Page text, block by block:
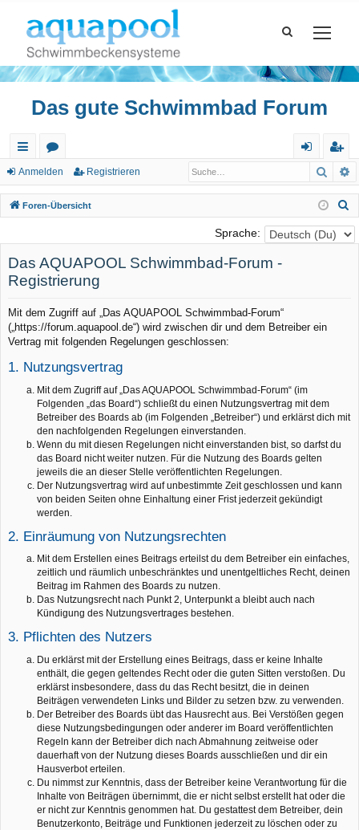
Das gute Schwimmbad Forum
ch
ne
llz
ug
riff
or
en m
el
de
eg
ist
rie
re
Anmelden Registrieren
Foren-Übersicht
Sprache:
Das AQUAPOOL Schwimmbad-Forum -
Registrierung
Mit dem Zugriff auf „Das AQUAPOOL Schwimmbad-Forum“
(„https://forum.aquapool.de“) wird zwischen dir und dem Betreiber ein
Vertrag mit folgenden Regelungen geschlossen:
1. Nutzungsvertrag
Mit dem Zugriff auf „Das AQUAPOOL Schwimmbad-Forum“ (im
Folgenden „das Board“) schließt du einen Nutzungsvertrag mit dem
Betreiber des Boards ab (im Folgenden „Betreiber“) und erklärst dich mit
den nachfolgenden Regelungen einverstanden.
Wenn du mit diesen Regelungen nicht einverstanden bist, so darfst du
das Board nicht weiter nutzen. Für die Nutzung des Boards gelten
jeweils die an dieser Stelle veröffentlichten Regelungen.
Der Nutzungsvertrag wird auf unbestimmte Zeit geschlossen und kann
von beiden Seiten ohne Einhaltung einer Frist jederzeit gekündigt
werden.
2. Einräumung von Nutzungsrechten
Mit dem Erstellen eines Beitrags erteilst du dem Betreiber ein einfaches,
zeitlich und räumlich unbeschränktes und unentgeltliches Recht, deinen
Beitrag im Rahmen des Boards zu nutzen.
Das Nutzungsrecht nach Punkt 2, Unterpunkt a bleibt auch nach
Kündigung des Nutzungsvertrages bestehen.
3. Pflichten des Nutzers
Du erklärst mit der Erstellung eines Beitrags, dass er keine Inhalte
enthält, die gegen geltendes Recht oder die guten Sitten verstoßen. Du
erklärst insbesondere, dass du das Recht besitzt, die in deinen
Beiträgen verwendeten Links und Bilder zu setzen bzw. zu verwenden.
Der Betreiber des Boards übt das Hausrecht aus. Bei Verstößen gegen
diese Nutzungsbedingungen oder anderer im Board veröffentlichten
Regeln kann der Betreiber dich nach Abmahnung zeitweise oder
dauerhaft von der Nutzung dieses Boards ausschließen und dir ein
Hausverbot erteilen.
Du nimmst zur Kenntnis, dass der Betreiber keine Verantwortung für die
Inhalte von Beiträgen übernimmt, die er nicht selbst erstellt hat oder die
er nicht zur Kenntnis genommen hat. Du gestattest dem Betreiber, dein
Benutzerkonto, Beiträge und Funktionen jederzeit zu löschen oder zu